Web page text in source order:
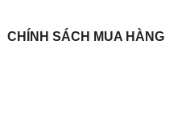
CHÍNH SÁCH MUA HÀNG